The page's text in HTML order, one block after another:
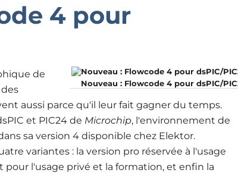
4 pour
Nouveau : Flowcode 4 pour dsPIC/
de
aussi parce qu'il leur fait gagner du temps.
et PIC24 de Microchip, l'environnement de
sa version 4 disponible chez Elektor.
variantes : la version pro réservée à l'usage
l'usage privé et la formation, et enfin la